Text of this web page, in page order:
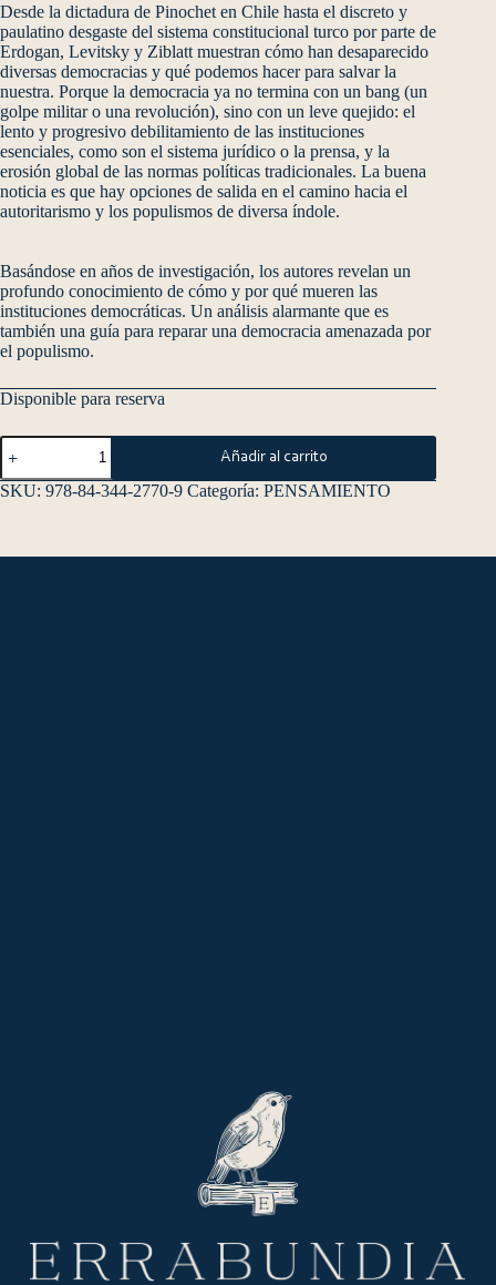
Desde la dictadura de Pinochet en Chile hasta el discreto y
paulatino desgaste del sistema constitucional turco por parte de
Erdogan, Levitsky y Ziblatt muestran cómo han desaparecido
diversas democracias y qué podemos hacer para salvar la
nuestra. Porque la democracia ya no termina con un bang (un
golpe militar o una revolución), sino con un leve quejido: el
lento y progresivo debilitamiento de las instituciones
esenciales, como son el sistema jurídico o la prensa, y la
erosión global de las normas políticas tradicionales. La buena
noticia es que hay opciones de salida en el camino hacia el
autoritarismo y los populismos de diversa índole.
Basándose en años de investigación, los autores revelan un
profundo conocimiento de cómo y por qué mueren las
instituciones democráticas. Un análisis alarmante que es
también una guía para reparar una democracia amenazada por
el populismo.
Disponible para reserva
Añadir al carrito
SKU: 978-84-344-2770-9 Categoría: PENSAMIENTO